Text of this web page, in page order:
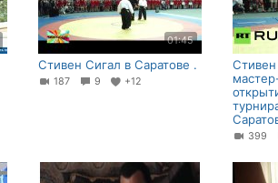
01:45
Стивен Сигал в Саратове .
187 9 +12
399